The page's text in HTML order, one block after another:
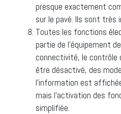
presque exactement
sur le pavé. Ils sont très
Toutes les fonctions
partie de l’équipement
connectivité, le contrôle
être désactivé, des
l’information est
mais l’activation des
simplifiée.